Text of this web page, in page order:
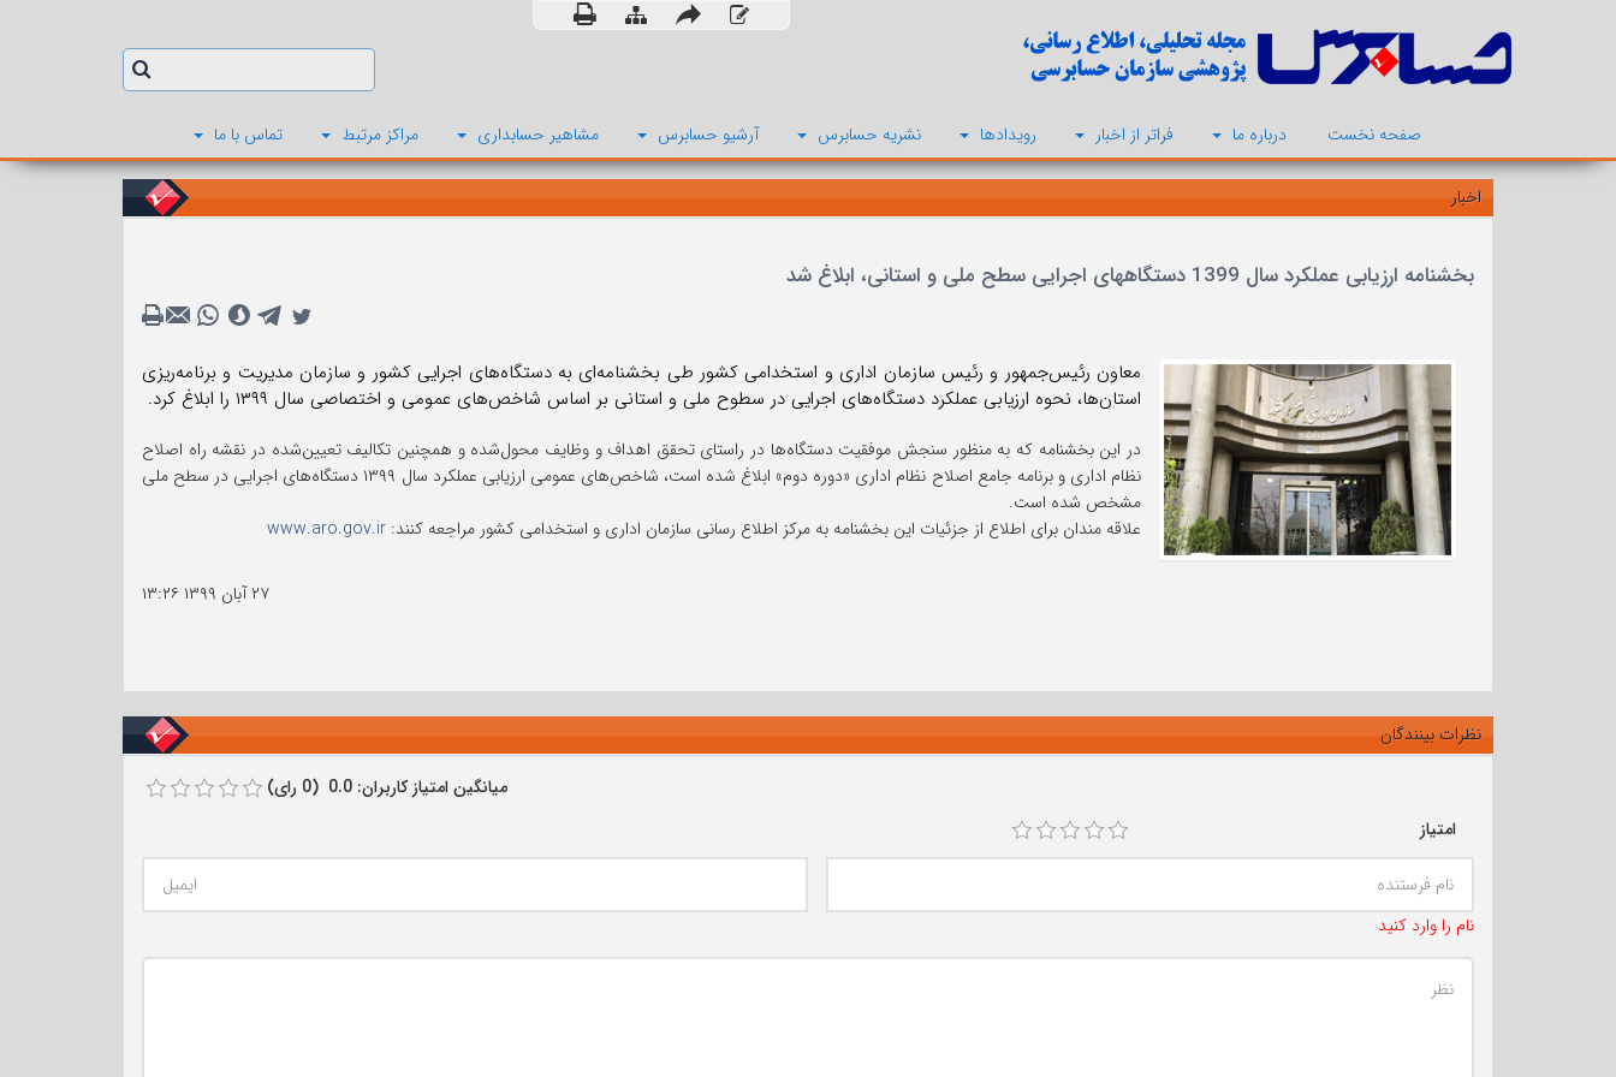
صفحه نخست درباره ما فراتر از اخبار رویدادها نشریه حسابرس آرشیو حسابرس مشاهیر حسابداری مراکز مرتبط تماس با ما
اخبار
بخشنامه ارزیابی عملکرد سال 1399 دستگاههای اجرایی سطح ملی و استانی، ابلاغ شد
معاون رئیس‌جمهور و رئیس سازمان اداری و استخدامی کشور طی بخشنامه‌ای به دستگاه‌های اجرایی کشور و سازمان مدیریت و برنامه‌ریزی
استان‌ها، نحوه ارزیابی عملکرد دستگاه‌های اجرایی در سطوح ملی و استانی بر اساس شاخص‌های عمومی و اختصاصی سال ۱۳۹۹ را ابلاغ کرد.
در این بخشنامه که به منظور سنجش موفقیت دستگاه‌ها در راستای تحقق اهداف و وظایف محول‌شده و همچنین تکالیف تعیین‌شده در نقشه راه اصلاح
نظام اداری و برنامه جامع اصلاح نظام اداری «دوره دوم» ابلاغ شده است، شاخص‌های عمومی ارزیابی عملکرد سال ۱۳۹۹ دستگاه‌های اجرایی در سطح ملی
مشخص شده است.
علاقه مندان برای اطلاع از جزئیات این بخشنامه به مرکز اطلاع رسانی سازمان اداری و استخدامی کشور مراجعه کنند: www.aro.gov.ir
۲۷ آبان ۱۳۹۹ ۱۳:۲۶
نظرات بینندگان
میانگین امتیاز کاربران: 0.0 (0 رای)
امتیاز
نام را وارد کنید